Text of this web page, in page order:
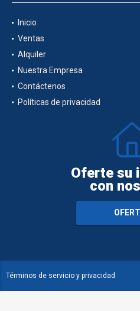
Inicio
Ventas
Alquiler
Nuestra Empresa
Contáctenos
Políticas de privacidad
Oferte su
con
Términos de servicio y privacidad